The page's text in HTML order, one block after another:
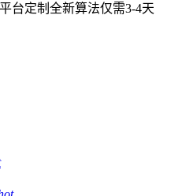
台定制全新算法仅需3-4天